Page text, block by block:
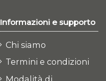
Informazioni e supporto
Chi siamo
Termini e condizioni
Modalità di